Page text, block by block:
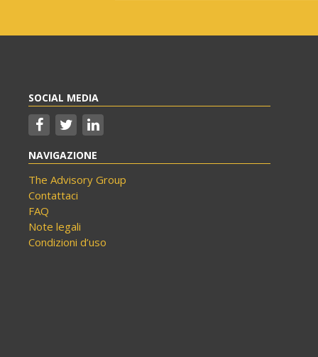
SOCIAL MEDIA
NAVIGAZIONE
The Advisory Group
Contattaci
FAQ
Note legali
Condizioni d’uso